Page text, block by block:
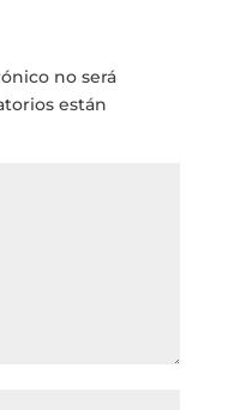
no será
están